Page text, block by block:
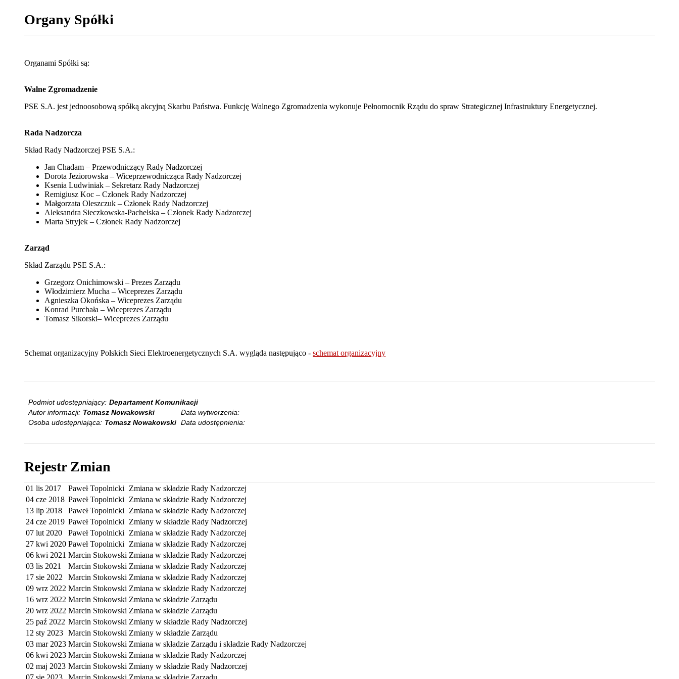
Organy Spółki
Organami Spółki są:
Walne Zgromadzenie
PSE S.A. jest jednoosobową spółką akcyjną Skarbu Państwa. Funkcję Walnego Zgromadzenia wykonuje Pełnomocnik Rządu do spraw Strategicznej Infrastruktury Energetycznej.
Rada Nadzorcza
Skład Rady Nadzorczej PSE S.A.:
Jan Chadam – Przewodniczący Rady Nadzorczej
Dorota Jeziorowska – Wiceprzewodnicząca Rady Nadzorczej
Ksenia Ludwiniak – Sekretarz Rady Nadzorczej
Remigiusz Koc – Członek Rady Nadzorczej
Małgorzata Oleszczuk – Członek Rady Nadzorczej
Aleksandra Sieczkowska-Pachelska – Członek Rady Nadzorczej
Marta Stryjek – Członek Rady Nadzorczej
Zarząd
Skład Zarządu PSE S.A.:
Grzegorz Onichimowski – Prezes Zarządu
Włodzimierz Mucha – Wiceprezes Zarządu
Agnieszka Okońska – Wiceprezes Zarządu
Konrad Purchała – Wiceprezes Zarządu
Tomasz Sikorski– Wiceprezes Zarządu
Schemat organizacyjny Polskich Sieci Elektroenergetycznych S.A. wygląda następująco - schemat organizacyjny
Podmiot udostępniający: Departament Komunikacji
Autor informacji: Tomasz Nowakowski
Data wytworzenia:
Osoba udostępniająca: Tomasz Nowakowski Data udostępnienia:
Rejestr Zmian
01 lis 2017 Paweł Topolnicki
Zmiana w składzie Rady Nadzorczej
04 cze 2018 Paweł Topolnicki
Zmiana w składzie Rady Nadzorczej
13 lip 2018
Paweł Topolnicki
Zmiana w składzie Rady Nadzorczej
24 cze 2019 Paweł Topolnicki
Zmiany w składzie Rady Nadzorczej
07 lut 2020
Paweł Topolnicki
Zmiana w składzie Rady Nadzorczej
27 kwi 2020 Paweł Topolnicki
Zmiana w składzie Rady Nadzorczej
06 kwi 2021 Marcin Stokowski Zmiana w składzie Rady Nadzorczej
03 lis 2021
Marcin Stokowski Zmiana w składzie Rady Nadzorczej
17 sie 2022
Marcin Stokowski Zmiana w składzie Rady Nadzorczej
09 wrz 2022 Marcin Stokowski Zmiana w składzie Rady Nadzorczej
16 wrz 2022 Marcin Stokowski Zmiana w składzie Zarządu
20 wrz 2022 Marcin Stokowski Zmiana w składzie Zarządu
25 paź 2022 Marcin Stokowski Zmiany w składzie Rady Nadzorczej
12 sty 2023 Marcin Stokowski Zmiany w składzie Zarządu
03 mar 2023 Marcin Stokowski Zmiana w składzie Zarządu i składzie Rady Nadzorczej
06 kwi 2023 Marcin Stokowski Zmiana w składzie Rady Nadzorczej
02 maj 2023 Marcin Stokowski Zmiany w składzie Rady Nadzorczej
07 sie 2023
Marcin Stokowski Zmiana w składzie Zarządu